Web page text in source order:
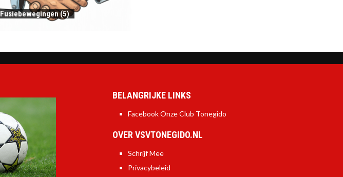
Fusiebewegingen (5)
BELANGRIJKE LINKS
Facebook Onze Club Tonegido
OVER VSVTONEGIDO.NL
Schrijf Mee
Privacybeleid